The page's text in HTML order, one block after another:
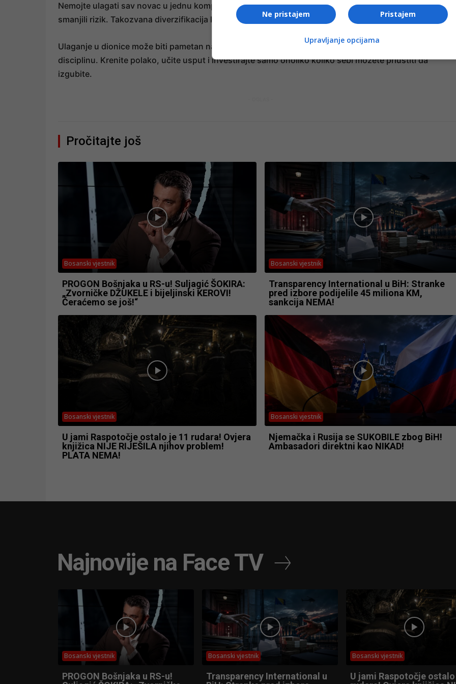
Nemojte ulagati sav novac u jednu kompaniju. Rasporedite ulaganja na više sektora i firmi kako biste
smanjili rizik. Takozvana diverzifikacija ključ je stabilnijeg portfelja.
Ulaganje u dionice može biti pametan način da povećate svoju imovinu, ali zahtijeva strpljenje, znanje i
disciplinu. Krenite polako, učite usput i investirajte samo onoliko koliko sebi možete priuštiti da
izgubite.
Pročitajte još
Bosanski vjestnik
PROGON Bošnjaka u RS-u! Suljagić ŠOKIRA:
„Zvorničke DŽUKELE i bijeljinski KEROVI!
Ćeraćemo se još!“
Bosanski vjestnik
Transparency International u BiH: Stranke
pred izbore podijelile 45 miliona KM,
sankcija NEMA!
Bosanski vjestnik
U jami Raspotočje ostalo je 11 rudara! Ovjera
knjižica NIJE RIJEŠILA njihov problem!
PLATA NEMA!
Bosanski vjestnik
Njemačka i Rusija se SUKOBILE zbog BiH!
Ambasadori direktni kao NIKAD!
Najnovije na Face TV
Bosanski vjestnik
PROGON Bošnjaka u RS-u!
Bosanski vjestnik
Transparency International u
Bosanski vjestnik
U jami Raspotočje
Pristajem
Ne pristajem
Upravljanje opcijama